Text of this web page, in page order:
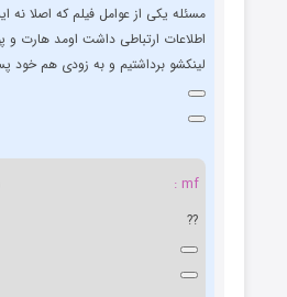
مسئله یکی از عوامل فیلم که اصلا نه
اطلاعات ارتباطی داشت اومد هارت و
لینکشو برداشتیم و به زودی هم خود
mf :
??